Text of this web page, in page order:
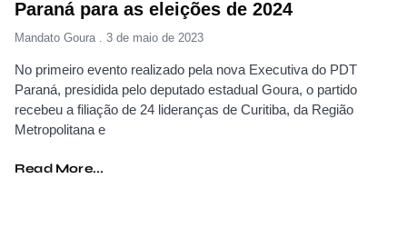
Paraná para as eleições de 2024
Mandato Goura 3 de maio de 2023
No primeiro evento realizado pela nova Executiva do PDT
Paraná, presidida pelo deputado estadual Goura, o partido
recebeu a filiação de 24 lideranças de Curitiba, da Região
Metropolitana e
Read More...